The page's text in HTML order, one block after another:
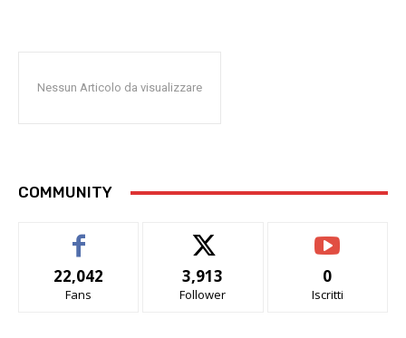
Nessun Articolo da visualizzare
COMMUNITY
22,042
Fans
3,913
Follower
0
Iscritti